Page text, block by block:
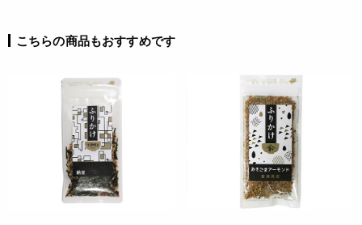
2017.07.27 パッケージ変更
JANコード
4904554103599
こちらの商品もおすすめです